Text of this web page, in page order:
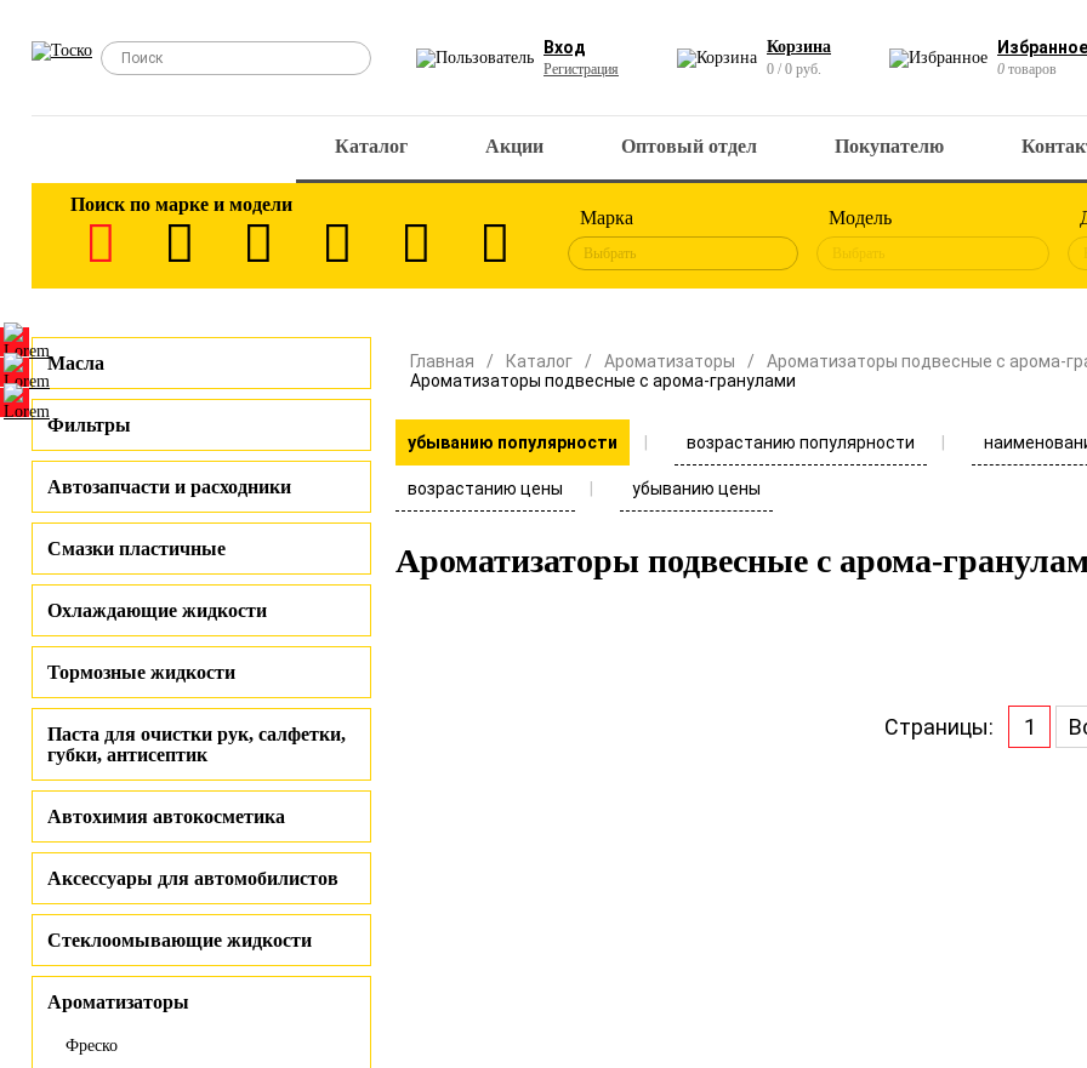
Вход
Регистрация
Корзина
0 / 0 руб.
Избранное
0 товаров
Каталог Акции Оптовый отдел Покупателю
Поиск по марке и модели
Марка
Выбрать
Модель
Выбрать
Масла
Фильтры
Автозапчасти и расходники
Смазки пластичные
Охлаждающие жидкости
Тормозные жидкости
Паста для очистки рук, салфетки,
губки, антисептик
Автохимия автокосметика
Аксессуары для автомобилистов
Стеклоомывающие жидкости
Ароматизаторы
Фреско
Главная Каталог Ароматизаторы Ароматизаторы подвесные с арома-
Ароматизаторы подвесные с арома-гранулами
убыванию популярности возрастанию популярности
возрастанию цены убыванию цены
Ароматизаторы подвесные с арома-
Страницы: 1